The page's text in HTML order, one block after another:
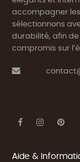
accompagner
sélectionnons
durabilité, afin
compromis sur
Aide &